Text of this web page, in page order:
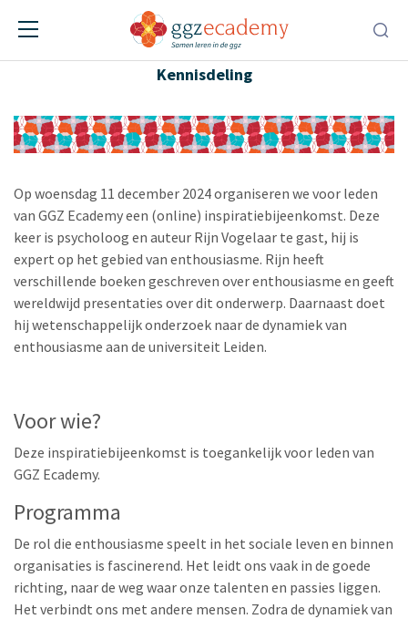
Inspiratiebijeenkomst
Kennisdeling
Op woensdag 11 december 2024 organiseren we voor leden
van GGZ Ecademy een (online) inspiratiebijeenkomst. Deze
keer is psycholoog en auteur Rijn Vogelaar te gast, hij is
expert op het gebied van enthousiasme. Rijn heeft
verschillende boeken geschreven over enthousiasme en geeft
wereldwijd presentaties over dit onderwerp. Daarnaast doet
hij wetenschappelijk onderzoek naar de dynamiek van
enthousiasme aan de universiteit Leiden.
Voor wie?
Deze inspiratiebijeenkomst is toegankelijk voor leden van
GGZ Ecademy.
Programma
De rol die enthousiasme speelt in het sociale leven en binnen
organisaties is fascinerend. Het leidt ons vaak in de goede
richting, naar de weg waar onze talenten en passies liggen.
Het verbindt ons met andere mensen. Zodra de dynamiek van